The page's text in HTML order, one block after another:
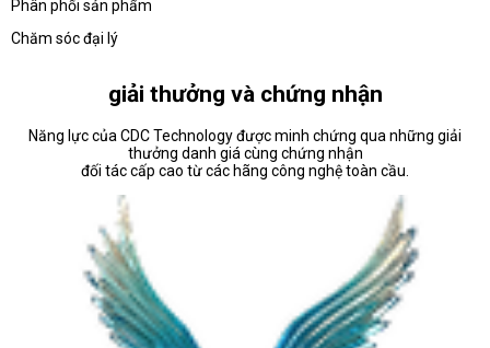
Phân phối sản phẩm
Chăm sóc đại lý
giải thưởng và chứng nhận
Năng lực của CDC Technology được minh chứng qua những giải
thưởng danh giá cùng chứng nhận
đối tác cấp cao từ các hãng công nghệ toàn cầu.